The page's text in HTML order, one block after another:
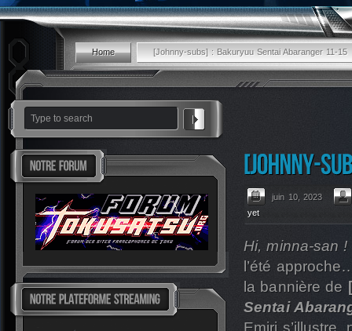
Home [Johnny-subs] : Bakuryuu Sentai Abaranger 11-15
juin 10, 2023
yet
Hi, minna-san !
l’été
la bannière de
Sentai
Emiri